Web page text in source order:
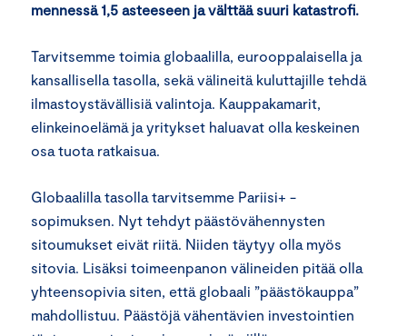
mennessä 1,5 asteeseen ja välttää suuri katastrofi.
Tarvitsemme toimia globaalilla, eurooppalaisella ja
kansallisella tasolla, sekä välineitä kuluttajille tehdä
ilmastoystävällisiä valintoja. Kauppakamarit,
elinkeinoelämä ja yritykset haluavat olla keskeinen
osa tuota ratkaisua.
Globaalilla tasolla tarvitsemme Pariisi+ -
sopimuksen. Nyt tehdyt päästövähennysten
sitoumukset eivät riitä. Niiden täytyy olla myös
sitovia. Lisäksi toimeenpanon välineiden pitää olla
yhteensopivia siten, että globaali ”päästökauppa”
mahdollistuu. Päästöjä vähentävien investointien